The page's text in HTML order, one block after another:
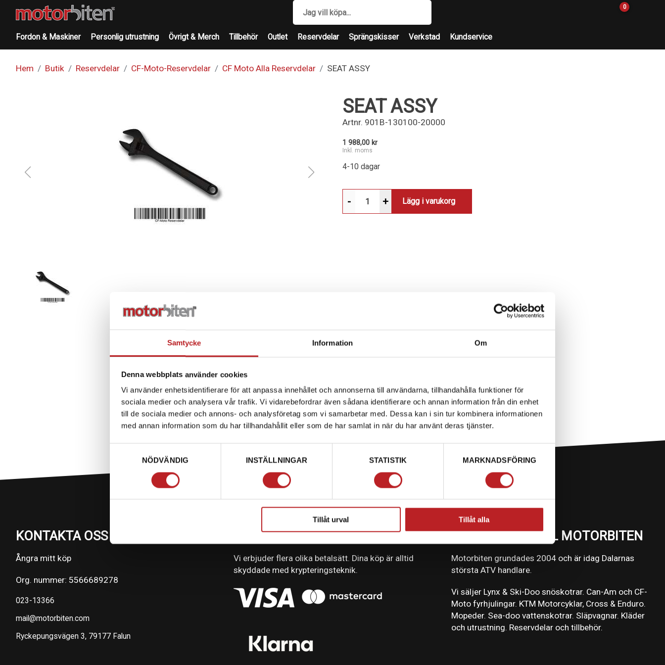
Samtycke Information Om
Denna webbplats använder cookies
Vi använder enhetsidentifierare för att anpassa innehållet och annonserna till användarna, tillhandahålla funktioner för
sociala medier och analysera vår trafik. Vi vidarebefordrar även sådana identifierare och annan information från din enhet
till de sociala medier och annons- och analysföretag som vi samarbetar med. Dessa kan i sin tur kombinera informationen
med annan information som du har tillhandahållit eller som de har samlat in när du har använt deras tjänster.
NÖDVÄNDIG
INSTÄLLNINGAR STATISTIK MARKNADSFÖRING
Tillåt urval Tillåt alla
0
Fordon & Maskiner Personlig utrustning Övrigt & Merch Tillbehör Outlet Reservdelar Sprängskisser Verkstad Kundservice
Hem Butik Reservdelar CF-Moto-Reservdelar CF Moto Alla Reservdelar SEAT ASSY
SEAT ASSY
Artnr. 901B-130100-20000
1 988,00 kr
Inkl. moms
4-10 dagar
- + Lägg i varukorg
KONTAKTA OSS PÅ MOTORBITEN
Ångra mitt köp
Org. nummer: 5566689278
023-13366
mail@motorbiten.com
Ryckepungsvägen 3, 79177 Falun
BETALNING
Vi erbjuder flera olika betalsätt. Dina köp är alltid
skyddade med krypteringsteknik.
VÄLKOMMEN TILL MOTORBITEN
Motorbiten grundades 2004 och är idag Dalarnas
största ATV handlare.
Vi säljer Lynx & Ski-Doo snöskotrar. Can-Am och CF-
Moto fyrhjulingar. KTM Motorcyklar, Cross & Enduro.
Mopeder. Sea-doo vattenskotrar. Släpvagnar. Kläder
och utrustning. Reservdelar och tillbehör.